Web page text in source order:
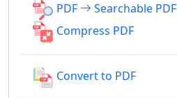
PDF
Searchable PDF
Compress PDF
Convert to PDF